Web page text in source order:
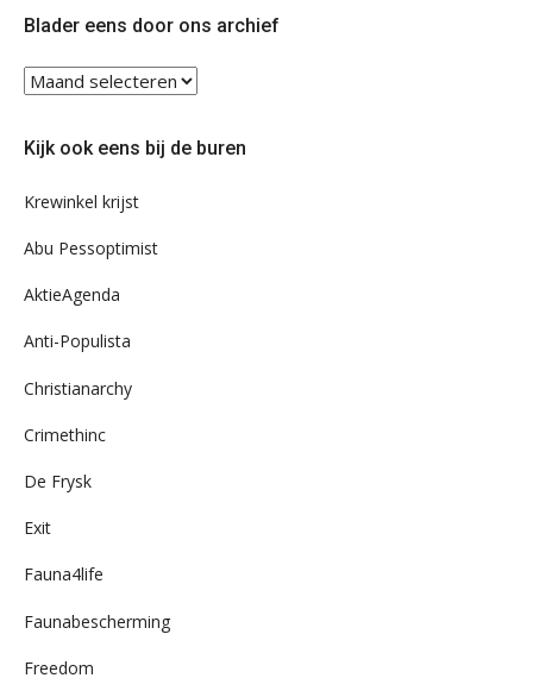
Blader eens door ons archief
Blader
eens
ons
Kijk ook eens bij de buren
Krewinkel krijst
Abu Pessoptimist
AktieAgenda
Anti-Populista
Christianarchy
Crimethinc
De Frysk
Exit
Fauna4life
Faunabescherming
Freedom